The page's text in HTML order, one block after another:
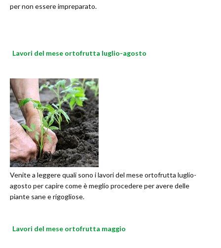
per non essere impreparato.
Lavori del mese ortofrutta luglio-agosto
Venite a leggere quali sono i lavori del mese ortofrutta luglio-
agosto per capire come è meglio procedere per avere delle
piante sane e rigogliose.
Lavori del mese ortofrutta maggio